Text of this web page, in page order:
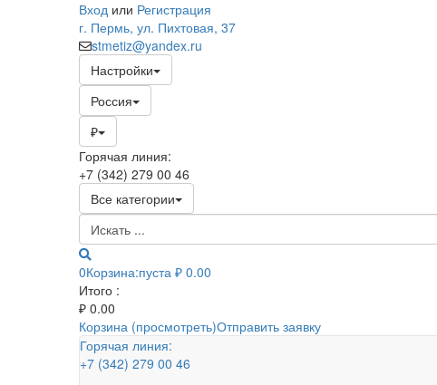
Вход или Регистрация
г. Пермь, ул. Пихтовая, 37
stmetiz@yandex.ru
Настройки
Россия
₽
Горячая линия:
+7 (342) 279 00 46
Все категории
0Корзина:пуста ₽ 0.00
Итого :
₽ 0.00
Корзина (просмотреть)Отправить заявку
Горячая линия:
+7 (342) 279 00 46